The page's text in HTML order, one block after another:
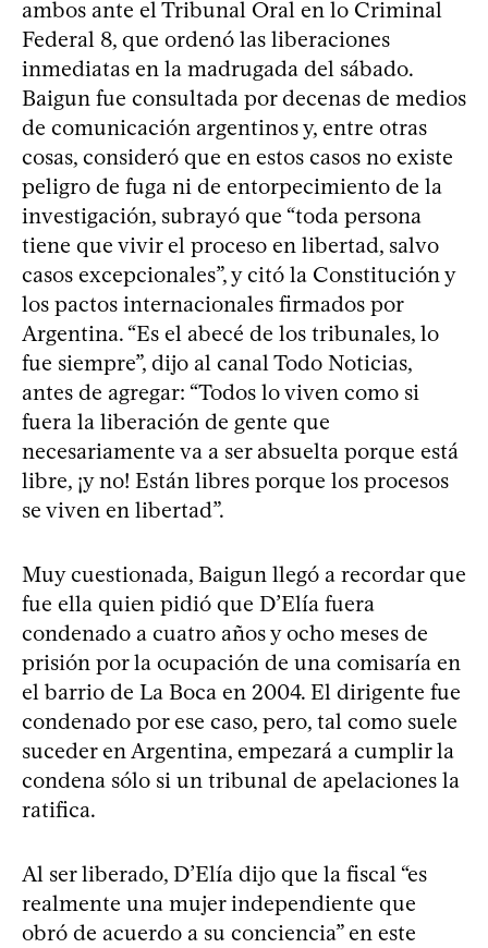
ambos ante el Tribunal Oral en lo Criminal
Federal 8, que ordenó las liberaciones
inmediatas en la madrugada del sábado.
Baigun fue consultada por decenas de medios
de comunicación argentinos y, entre otras
cosas, consideró que en estos casos no existe
peligro de fuga ni de entorpecimiento de la
investigación, subrayó que “toda persona
tiene que vivir el proceso en libertad, salvo
casos excepcionales”, y citó la Constitución y
los pactos internacionales firmados por
Argentina. “Es el abecé de los tribunales, lo
fue siempre”, dijo al canal Todo Noticias,
antes de agregar: “Todos lo viven como si
fuera la liberación de gente que
necesariamente va a ser absuelta porque está
libre, ¡y no! Están libres porque los procesos
se viven en libertad”.
Muy cuestionada, Baigun llegó a recordar que
fue ella quien pidió que D’Elía fuera
condenado a cuatro años y ocho meses de
prisión por la ocupación de una comisaría en
el barrio de La Boca en 2004. El dirigente fue
condenado por ese caso, pero, tal como suele
suceder en Argentina, empezará a cumplir la
condena sólo si un tribunal de apelaciones la
ratifica.
Al ser liberado, D’Elía dijo que la fiscal “es
realmente una mujer independiente que
obró de acuerdo a su conciencia” en este